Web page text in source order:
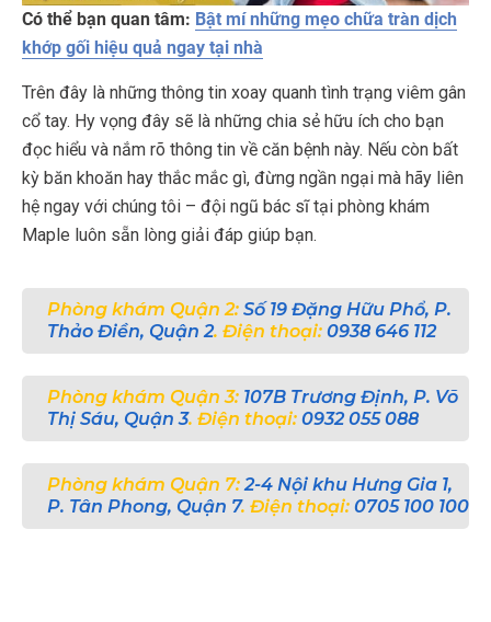
Có thể bạn quan tâm: Bật mí những mẹo chữa tràn dịch
khớp gối hiệu quả ngay tại nhà
Trên đây là những thông tin xoay quanh tình trạng viêm gân
cổ tay. Hy vọng đây sẽ là những chia sẻ hữu ích cho bạn
đọc hiểu và nắm rõ thông tin về căn bệnh này. Nếu còn bất
kỳ băn khoăn hay thắc mắc gì, đừng ngần ngại mà hãy liên
hệ ngay với chúng tôi – đội ngũ bác sĩ tại phòng khám
Maple luôn sẵn lòng giải đáp giúp bạn.
Phòng khám Quận 2: Số 19 Đặng Hữu Phổ, P.
Thảo Điền, Quận 2. Điện thoại: 0938 646 112
Phòng khám Quận 3: 107B Trương Định, P. Võ
Thị Sáu, Quận 3. Điện thoại: 0932 055 088
Phòng khám Quận 7: 2-4 Nội khu Hưng Gia 1,
P. Tân Phong, Quận 7. Điện thoại: 0705 100 100